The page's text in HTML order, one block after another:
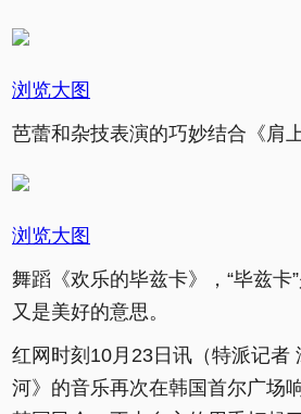
浏览大图
芭蕾和杂技表演的巧妙结合《肩
浏览大图
舞蹈《欢乐的毕兹卡》，“毕兹卡
又是美好的意思。
红网时刻10月23日讯（特派记者
河》的音乐再次在韩国首尔广场